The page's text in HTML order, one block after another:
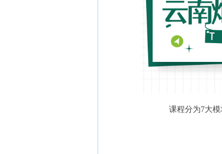
课程分为7大